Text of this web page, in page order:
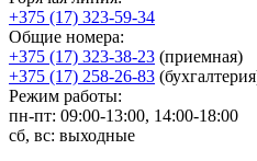
+375 (17) 323-59-34
Общие номера:
+375 (17) 323-38-23 (приемная)
+375 (17) 258-26-83
Режим работы:
пн-пт: 09:00-13:00, 14:00-18:00
сб, вс: выходные